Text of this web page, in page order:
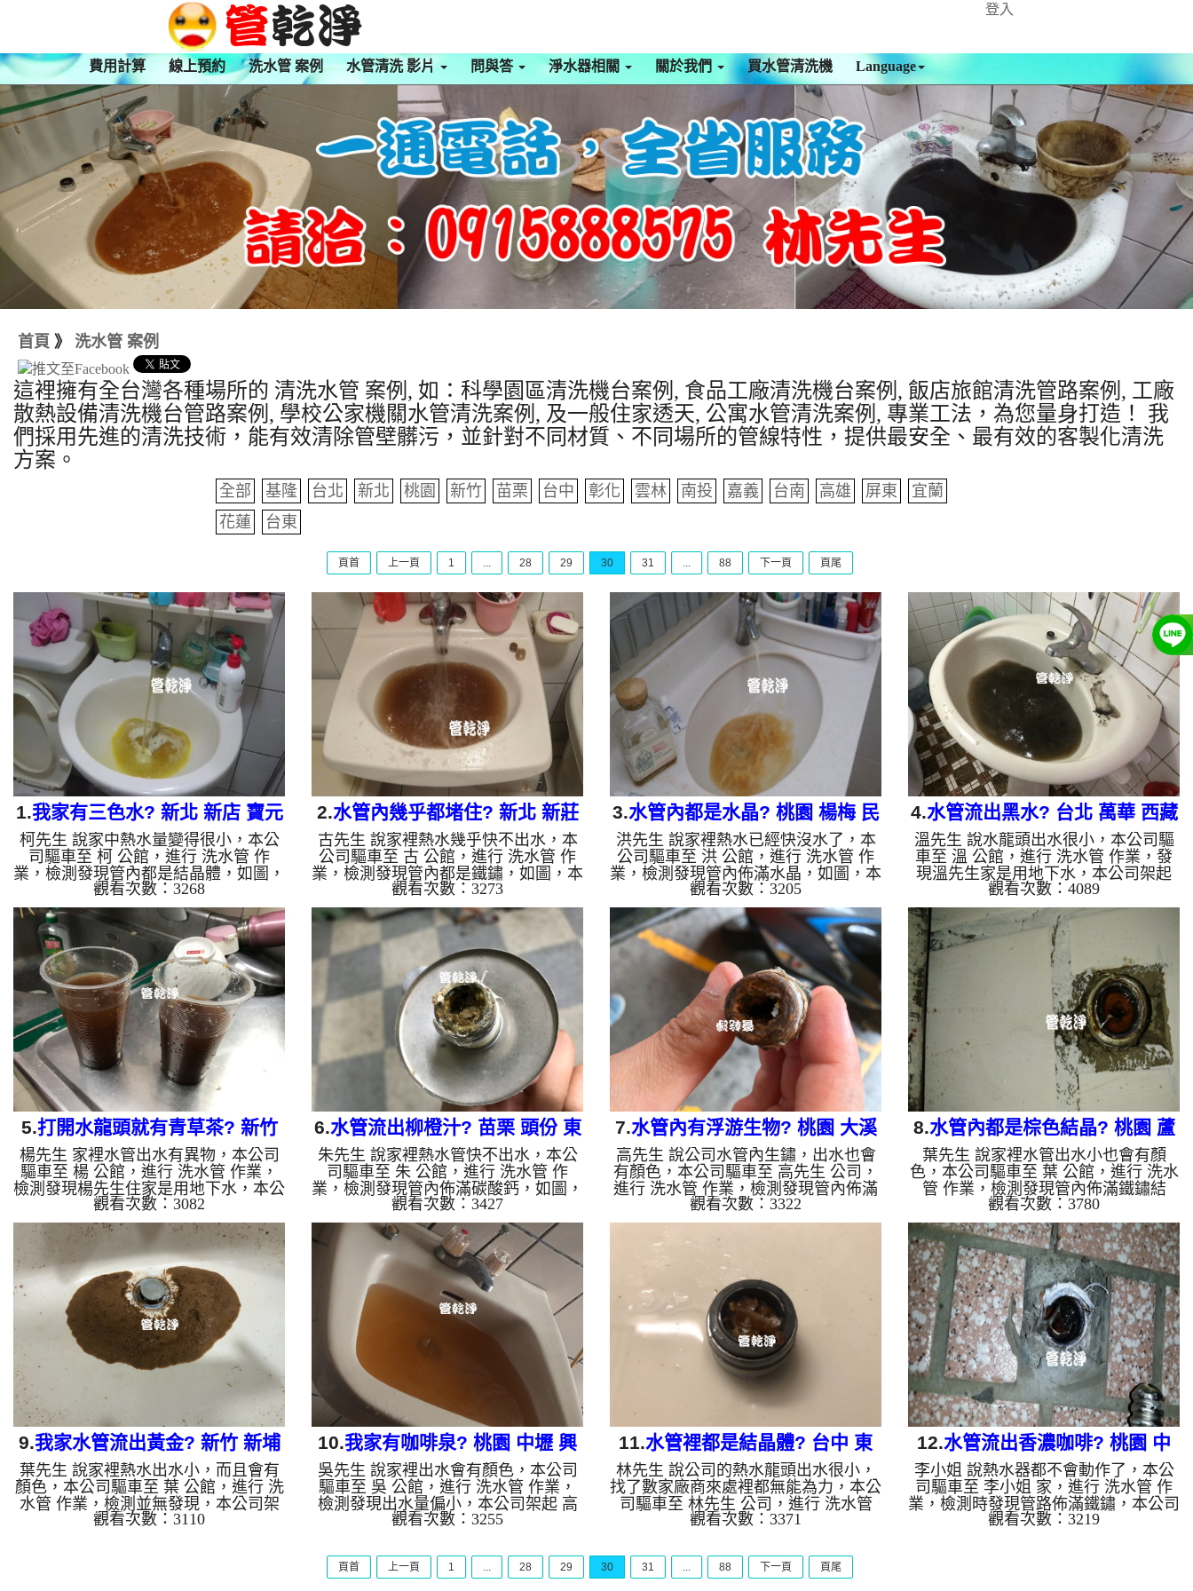
登入
費用計算 線上預約 洗水管 案例 水管清洗 影片 問與答 淨水器相關 關於我們 買水管清洗機 Language
首頁 》 洗水管 案例
這裡擁有全台灣各種場所的 清洗水管 案例, 如：科學園區清洗機台案例, 食品工廠清洗機台案例, 飯店旅館清洗管路案例, 工廠
散熱設備清洗機台管路案例, 學校公家機關水管清洗案例, 及一般住家透天, 公寓水管清洗案例, 專業工法，為您量身打造！ 我
們採用先進的清洗技術，能有效清除管壁髒污，並針對不同材質、不同場所的管線特性，提供最安全、最有效的客製化清洗
方案。
全部 基隆 台北 新北 桃園 新竹 苗栗 台中 彰化 雲林 南投 嘉義 台南 高雄 屏東
宜蘭
花蓮
台東
頁首 上一頁 1 ... 28 29 30 31 ... 88 下一頁 頁尾
1.我家有三色水? 新北 新店 寶元
路 清洗水管
柯先生 說家中熱水量變得很小，本公
司驅車至 柯 公館，進行 洗水管 作
業，檢測發現管內都是結晶體，如圖，
本公司架起 高周波水管清洗機，灌入
檸檬酸 至水管，等了約15分，開啟 水
管清洗機 ，啟動 螺旋波 模式，剛洗水
管就噴出髒水，越洗顏色就越深，流出
三種顏色的水，如影片，兩個多小時
後，水管洗乾淨出水量恢復正常了。
如是自來水，如水管老化，會產生鐵鏽
跟泥沙堆積，洗出來的水就會是咖啡
色，地下水含有氧化錳，管壁上會結成
黑色管垢，洗出來的水會跟石油一樣
黑，有些洗出綠色的水，是因為裡面有
銅的物質，生...
觀看次數：3268
2.水管內幾乎都堵住? 新北 新莊
西盛街 水管清洗
古先生 說家裡熱水幾乎快不出水，本
公司驅車至 古 公館，進行 洗水管 作
業，檢測發現管內都是鐵鏽，如圖，本
公司架起 高周波水管清洗機，灌入 檸
檬酸 至水管，等了約15分，開啟 水管
清洗機 ，啟動 螺旋波 模式，剛洗水管
就噴出髒水，髒水源源不絕，越洗就越
髒，兩個多小時後，管路清洗乾淨出水
量恢復了。 如是自來水，如水管老
化，會產生鐵鏽跟泥沙堆積，洗出來的
水就會是咖啡色，地下水含有氧化錳，
管壁上會結成黑色管垢，洗出來的水會
跟石油一樣黑，有些洗出綠色的水，是
因為裡面有銅的物質，生鏽產生銅綠，
如是藍...
觀看次數：3273
3.水管內都是水晶? 桃園 楊梅 民
豐路 洗水管
洪先生 說家裡熱水已經快沒水了，本
公司驅車至 洪 公館，進行 洗水管 作
業，檢測發現管內佈滿水晶，如圖，本
公司架起 高周波水管清洗機，灌入 檸
檬酸 至水管，等了約15分，開啟 水管
清洗機 ，啟動 螺旋波 模式，一洗水管
就噴出棕色髒水，髒水源源不絕，兩個
多小時後，出水變乾淨出水量恢復了。
如是自來水，如水管老化，會產生鐵鏽
跟泥沙堆積，洗出來的水就會是咖啡
色，地下水含有氧化錳，管壁上會結成
黑色管垢，洗出來的水會跟石油一樣
黑，有些洗出綠色的水，是因為裡面有
銅的物質，生鏽產生銅綠，如是藍色的
水，是...
觀看次數：3205
4.水管流出黑水? 台北 萬華 西藏
路 清洗水管
溫先生 說水龍頭出水很小，本公司驅
車至 溫 公館，進行 洗水管 作業，發
現溫先生家是用地下水，本公司架起
高周波水管清洗機，灌入 檸檬酸 至水
管，等了約15分，開啟 水管清洗機 ，
啟動 螺旋波 模式，剛洗水管就流出黑
水，髒水源源不絕，越洗顏色就越深，
三個多小時後，出水變乾淨出水量變大
了。 如是自來水，如水管老化，會產
生鐵鏽跟泥沙堆積，洗出來的水就會是
咖啡色，地下水含有氧化錳，管壁上會
結成黑色管垢，洗出來的水會跟石油一
樣黑，有些洗出綠色的水，是因為裡面
有銅的物質，生鏽產生銅綠，如是藍色
的水，...
觀看次數：4089
5.打開水龍頭就有青草茶? 新竹
竹東 東昇路 水管清洗
楊先生 家裡水管出水有異物，本公司
驅車至 楊 公館，進行 洗水管 作業，
檢測發現楊先生住家是用地下水，本公
司架起 高周波水管清洗機，灌入 檸檬
酸 至水管，等了約15分，開啟 水管清
洗機 ，啟動 螺旋波 模式，剛洗水管就
噴出泥水，髒水源源不絕，看起來就像
是仙草茶，四個多小時後，水管洗乾淨
出水量恢復了。 如是自來水，如水管
老化，會產生鐵鏽跟泥沙堆積，洗出來
的水就會是咖啡色，地下水含有氧化
錳，管壁上會結成黑色管垢，洗出來的
水會跟石油一樣黑，有些洗出綠色的
水，是因為裡面有銅的物質，生鏽產生
觀看次數：3082
6.水管流出柳橙汁? 苗栗 頭份 東
民路 洗水管
朱先生 說家裡熱水管快不出水，本公
司驅車至 朱 公館，進行 洗水管 作
業，檢測發現管內佈滿碳酸鈣，如圖，
本公司架起 高周波水管清洗機，灌入
檸檬酸 至水管，等了約15分，開啟 水
管清洗機 ，啟動 螺旋波 模式，剛洗水
管就噴出黃澄澄髒水，看起來就像是柳
橙汁，兩個多小時後，水管洗乾淨出水
量恢復了。 如是自來水，如水管老
化，會產生鐵鏽跟泥沙堆積，洗出來的
水就會是咖啡色，地下水含有氧化錳，
管壁上會結成黑色管垢，洗出來的水會
跟石油一樣黑，有些洗出綠色的水，是
因為裡面有銅的物質，生鏽產生銅綠，
如是藍色...
觀看次數：3427
7.水管內有浮游生物? 桃園 大溪
員林路 清洗水管
高先生 說公司水管內生鏽，出水也會
有顏色，本公司驅車至 高先生 公司，
進行 洗水管 作業，檢測發現管內佈滿
鐵鏽，如圖，本公司架起 高周波水管
清洗機，灌入 檸檬酸 至水管，等了約
15分，開啟 水管清洗機 ，啟動 螺旋
波 模式，剛洗水管就噴出恢色髒水，
水面上項是佈滿浮游生物，八個多小時
後，水管洗乾淨出水量也變大了。 如
是自來水，如水管老化，會產生鐵鏽跟
泥沙堆積，洗出來的水就會是咖啡色，
地下水含有氧化錳，管壁上會結成黑色
管垢，洗出來的水會跟石油一樣黑，有
些洗出綠色的水，是因為裡面有銅的物
質，生鏽...
觀看次數：3322
8.水管內都是棕色結晶? 桃園 蘆
竹 富國路 水管清洗
葉先生 說家裡水管出水小也會有顏
色，本公司驅車至 葉 公館，進行 洗水
管 作業，檢測發現管內佈滿鐵鏽結
晶，如圖，本公司架起 高周波水管清
洗機，灌入 檸檬酸 至水管，等了約15
分，開啟 水管清洗機 ，啟動 螺旋
波 模式，剛洗水管就噴出棕色髒水，
兩個多小時後，水管洗乾淨出水量也恢
復了。 如是自來水，如水管老化，會
產生鐵鏽跟泥沙堆積，洗出來的水就會
是咖啡色，地下水含有氧化錳，管壁上
會結成黑色管垢，洗出來的水會跟石油
一樣黑，有些洗出綠色的水，是因為裡
面有銅的物質，生鏽產生銅綠，如是藍
色的水，是因為...
觀看次數：3780
9.我家水管流出黃金? 新竹 新埔
九芎湖 洗水管
葉先生 說家裡熱水出水小，而且會有
顏色，本公司驅車至 葉 公館，進行 洗
水管 作業，檢測並無發現，本公司架
起 高周波水管清洗機，灌入 檸檬酸 至
觀看次數：3110
10.我家有咖啡泉? 桃園 中壢 興
東路 清洗水管
吳先生 說家裡出水會有顏色，本公司
驅車至 吳 公館，進行 洗水管 作業，
檢測發現出水量偏小，本公司架起 高
周波水管清洗機，灌入 檸檬酸 至水
啟動 螺旋波 模式，一洗水管就洗出棕
色髒水，看起來就像是咖啡，二個多小
觀看次數：3255
11.水管裡都是結晶體? 台中 東
區 東英路 水管清洗
林先生 說公司的熱水龍頭出水很小，
找了數家廠商來處裡都無能為力，本公
司驅車至 林先生 公司，進行 洗水管
作業，檢測發現管路都是碳酸鈣結晶
清洗機，灌入 檸檬酸 至水管，等了約
15分，開啟 水管清洗機 ，啟動 螺旋
觀看次數：3371
12.水管流出香濃咖啡? 桃園 中
壢 崇德三路 洗水管
李小姐 說熱水器都不會動作了，本公
司驅車至 李小姐 家，進行 洗水管 作
業，檢測時發現管路佈滿鐵鏽，本公司
架起 高周波水管清洗機，灌入 檸檬酸
觀看次數：3219
頁首 上一頁 1 ... 28 29 30 31 ... 88 下一頁 頁尾